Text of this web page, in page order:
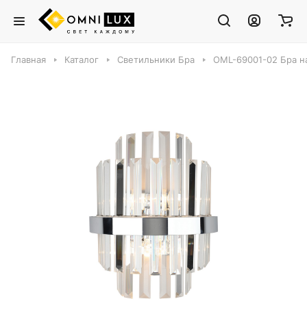
Главная Каталог Светильники Бра OML-69001-02 Бра